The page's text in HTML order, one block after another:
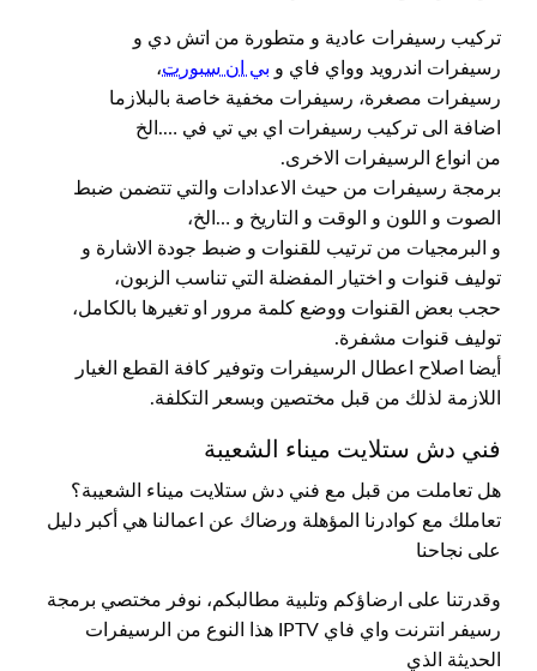
تركيب رسيفرات عادية و متطورة من اتش دي و
رسيفرات اندرويد وواي فاي و بي ان سبورت،
رسيفرات مصغرة، رسيفرات مخفية خاصة بالبلازما
اضافة الى تركيب رسيفرات اي بي تي في ….الخ
من انواع الرسيفرات الاخرى.
برمجة رسيفرات من حيث الاعدادات والتي تتضمن ضبط
الصوت و اللون و الوقت و التاريخ و …الخ،
و البرمجيات من ترتيب للقنوات و ضبط جودة الاشارة و
توليف قنوات و اختيار المفضلة التي تناسب الزبون،
حجب بعض القنوات ووضع كلمة مرور او تغيرها بالكامل،
توليف قنوات مشفرة.
أيضا اصلاح اعطال الرسيفرات وتوفير كافة القطع الغيار
اللازمة لذلك من قبل مختصين وبسعر التكلفة.
فني دش ستلايت ميناء الشعيبة
هل تعاملت من قبل مع فني دش ستلايت ميناء الشعيبة؟
تعاملك مع كوادرنا المؤهلة ورضاك عن اعمالنا هي أكبر دليل
على نجاحنا
وقدرتنا على ارضاؤكم وتلبية مطالبكم، نوفر مختصي برمجة
رسيفر انترنت واي فاي IPTV هذا النوع من الرسيفرات
الحديثة الذي